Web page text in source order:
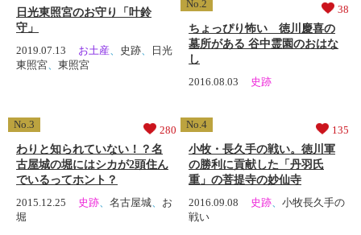
日光東照宮のお守り「叶鈴
守」
2019.07.13 お土産 史跡
日光
東照宮
東照宮
38
ちょっぴり怖い 徳川慶喜の
墓所がある 谷中霊園のおはな
し
2016.08.03 史跡
280
わりと知られていない！？名
古屋城の堀にはシカが2頭住ん
でいるってホント？
2015.12.25 史跡 名古屋城
お
堀
135
小牧・長久手の戦い。徳川軍
の勝利に貢献した「丹羽氏
重」の菩提寺の妙仙寺
2016.09.08 史跡
小牧長久手の
戦い